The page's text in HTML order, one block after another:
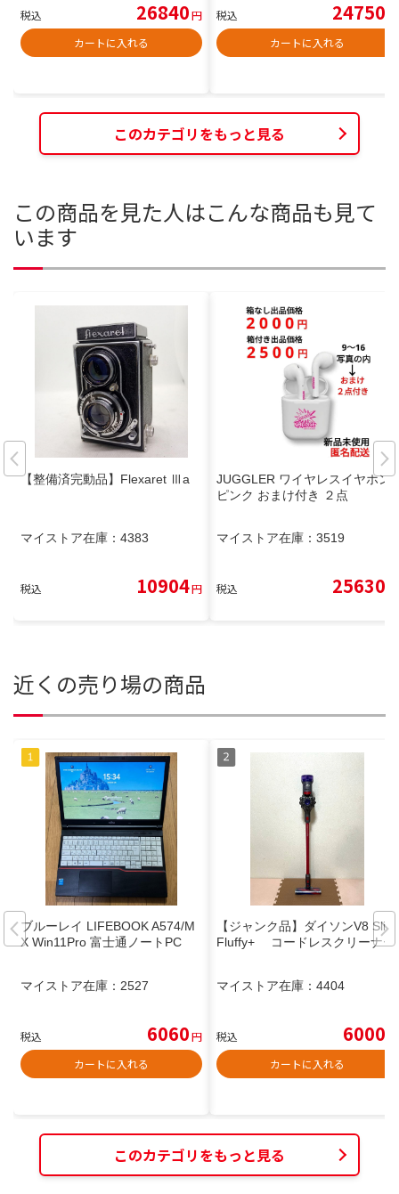
税込 26840円
カートに入れる
税込 24750
カートに入れる
このカテゴリをもっと見る
この商品を見た人はこんな商品も見て
います
【整備済完動品】Flexaret Ⅲa
マイストア在庫： 4383
税込 10904円
JUGGLER ワイヤレスイヤホン
ピンク おまけ付き ２点
マイストア在庫： 3519
税込 25630
近くの売り場の商品
ブルーレイ LIFEBOOK A574/M
X Win11Pro 富士通ノートPC
マイストア在庫： 2527
税込 6060円
カートに入れる
【ジャンク品】ダイソンV8 Slim
Fluffy+ コードレスクリーナー
マイストア在庫： 4404
税込 6000
カートに入れる
このカテゴリをもっと見る